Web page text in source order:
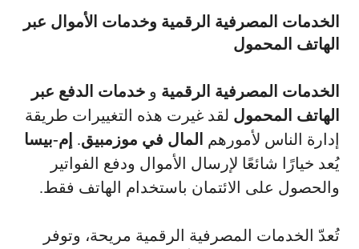
الخدمات المصرفية الرقمية وخدمات الأموال عبر
الهاتف المحمول
الخدمات المصرفية الرقمية و خدمات الدفع عبر
الهاتف المحمول لقد غيرت هذه التغييرات طريقة
إدارة الناس لأمورهم
المال في موزمبيق. إم-بيسا
يُعد خيارًا شائعًا لإرسال الأموال ودفع الفواتير
والحصول على الائتمان باستخدام الهاتف فقط.
تُعدّ الخدمات المصرفية الرقمية مريحة، وتوفر